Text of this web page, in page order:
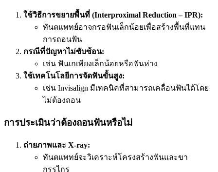
ใช้วิธีการขยายพื้นที่ (Interproximal Reduction – IPR):
ทันตแพทย์อาจกรอฟันเล็กน้อยเพื่อสร้างพื้นที่แทน
การถอนฟัน
กรณีที่ปัญหาไม่ซับซ้อน:
เช่น ฟันเกเพียงเล็กน้อยหรือฟันห่าง
ใช้เทคโนโลยีการจัดฟันขั้นสูง:
เช่น Invisalign มีเทคนิคที่สามารถเคลื่อนฟันได้โดย
ไม่ต้องถอน
การประเมินว่าต้องถอนฟันหรือไม่
ถ่ายภาพและ X-ray:
ทันตแพทย์จะวิเคราะห์โครงสร้างฟันและขา
กรรไกร